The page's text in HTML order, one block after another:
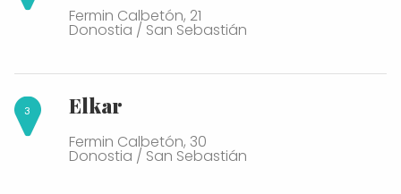
Fermin Calbetón, 21
Donostia / San Sebastián
Elkar
Fermin Calbetón, 30
Donostia / San Sebastián